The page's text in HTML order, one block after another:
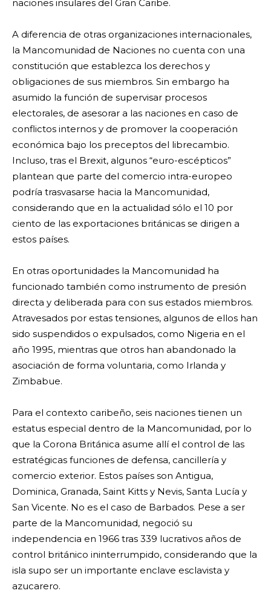
naciones insulares del Gran Caribe.
A diferencia de otras organizaciones internacionales,
la Mancomunidad de Naciones no cuenta con una
constitución que establezca los derechos y
obligaciones de sus miembros. Sin embargo ha
asumido la función de supervisar procesos
electorales, de asesorar a las naciones en caso de
conflictos internos y de promover la cooperación
económica bajo los preceptos del librecambio.
Incluso, tras el Brexit, algunos “euro-escépticos”
plantean que parte del comercio intra-europeo
podría trasvasarse hacia la Mancomunidad,
considerando que en la actualidad sólo el 10 por
ciento de las exportaciones británicas se dirigen a
estos países.
En otras oportunidades la Mancomunidad ha
funcionado también como instrumento de presión
directa y deliberada para con sus estados miembros.
Atravesados por estas tensiones, algunos de ellos han
sido suspendidos o expulsados, como Nigeria en el
año 1995, mientras que otros han abandonado la
asociación de forma voluntaria, como Irlanda y
Zimbabue.
Para el contexto caribeño, seis naciones tienen un
estatus especial dentro de la Mancomunidad, por lo
que la Corona Británica asume allí el control de las
estratégicas funciones de defensa, cancillería y
comercio exterior. Estos países son Antigua,
Dominica, Granada, Saint Kitts y Nevis, Santa Lucía y
San Vicente. No es el caso de Barbados. Pese a ser
parte de la Mancomunidad, negoció su
independencia en 1966 tras 339 lucrativos años de
control británico ininterrumpido, considerando que la
isla supo ser un importante enclave esclavista y
azucarero.